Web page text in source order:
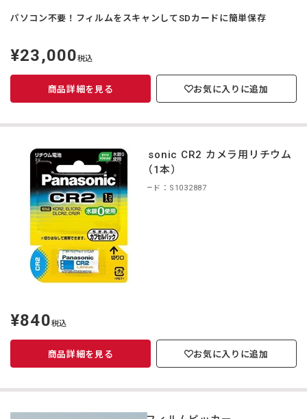
パソコン不要！フィルムをスキャンしてSDカードに簡単保存
定
価
¥23,000税込
商品詳細を見る お気に入りに追加
Panasonic CR2 カメラ用リチウム
電池（1本）
商品コード：S1032887
定
価
¥840税込
商品詳細を見る お気に入りに追加